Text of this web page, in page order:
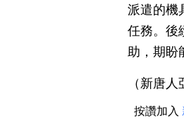
派遣的機
任務。後
助，期盼
（新唐
按讚加入